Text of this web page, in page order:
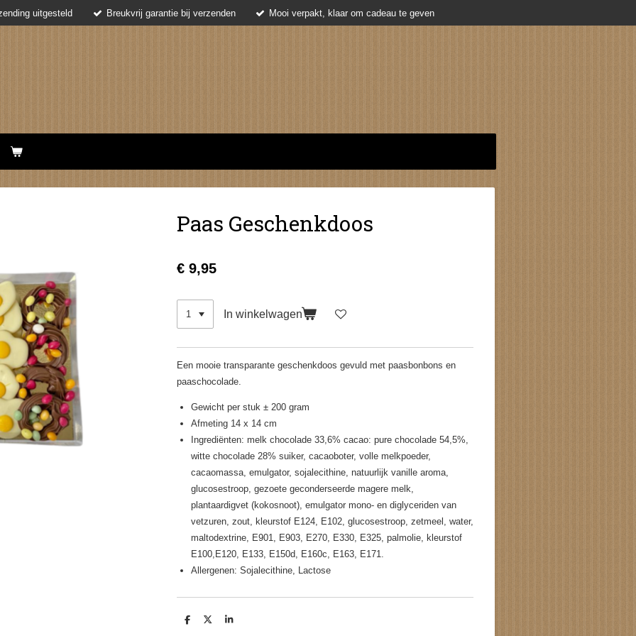
uitgesteld Breukvrij garantie bij verzenden Mooi verpakt, klaar om cadeau te geven
Paas Geschenkdoos
€ 9,95
In winkelwagen
Een mooie transparante geschenkdoos gevuld met paasbonbons en
paaschocolade.
Gewicht per stuk ± 200 gram
Afmeting 14 x 14 cm
Ingrediënten: melk chocolade 33,6% cacao: pure chocolade 54,5%,
witte chocolade 28% suiker, cacaoboter, volle melkpoeder,
cacaomassa, emulgator, sojalecithine, natuurlijk vanille aroma,
glucosestroop, gezoete geconderseerde magere melk,
plantaardigvet (kokosnoot), emulgator mono- en diglyceriden van
vetzuren, zout, kleurstof E124, E102, glucosestroop, zetmeel, water,
maltodextrine, E901, E903, E270, E330, E325, palmolie, kleurstof
E100,E120, E133, E150d, E160c, E163, E171.
Allergenen: Sojalecithine, Lactose
D
D
S